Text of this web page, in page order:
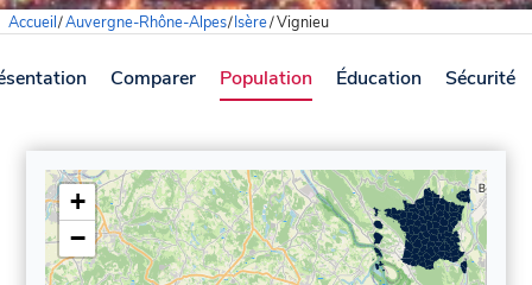
Accueil/Auvergne-Rhône-Alpes/Isère/Vignieu
Comparer Population Éducation Sécurité
+
−